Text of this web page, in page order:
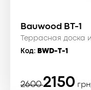
Bauwood BT-1
Террасная доска
Код: BWD-T-1
26002150
Текущая